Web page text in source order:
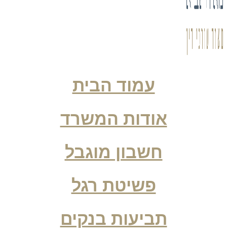
עמוד הבית
אודות המשרד
חשבון מוגבל
פשיטת רגל
תביעות בנקים